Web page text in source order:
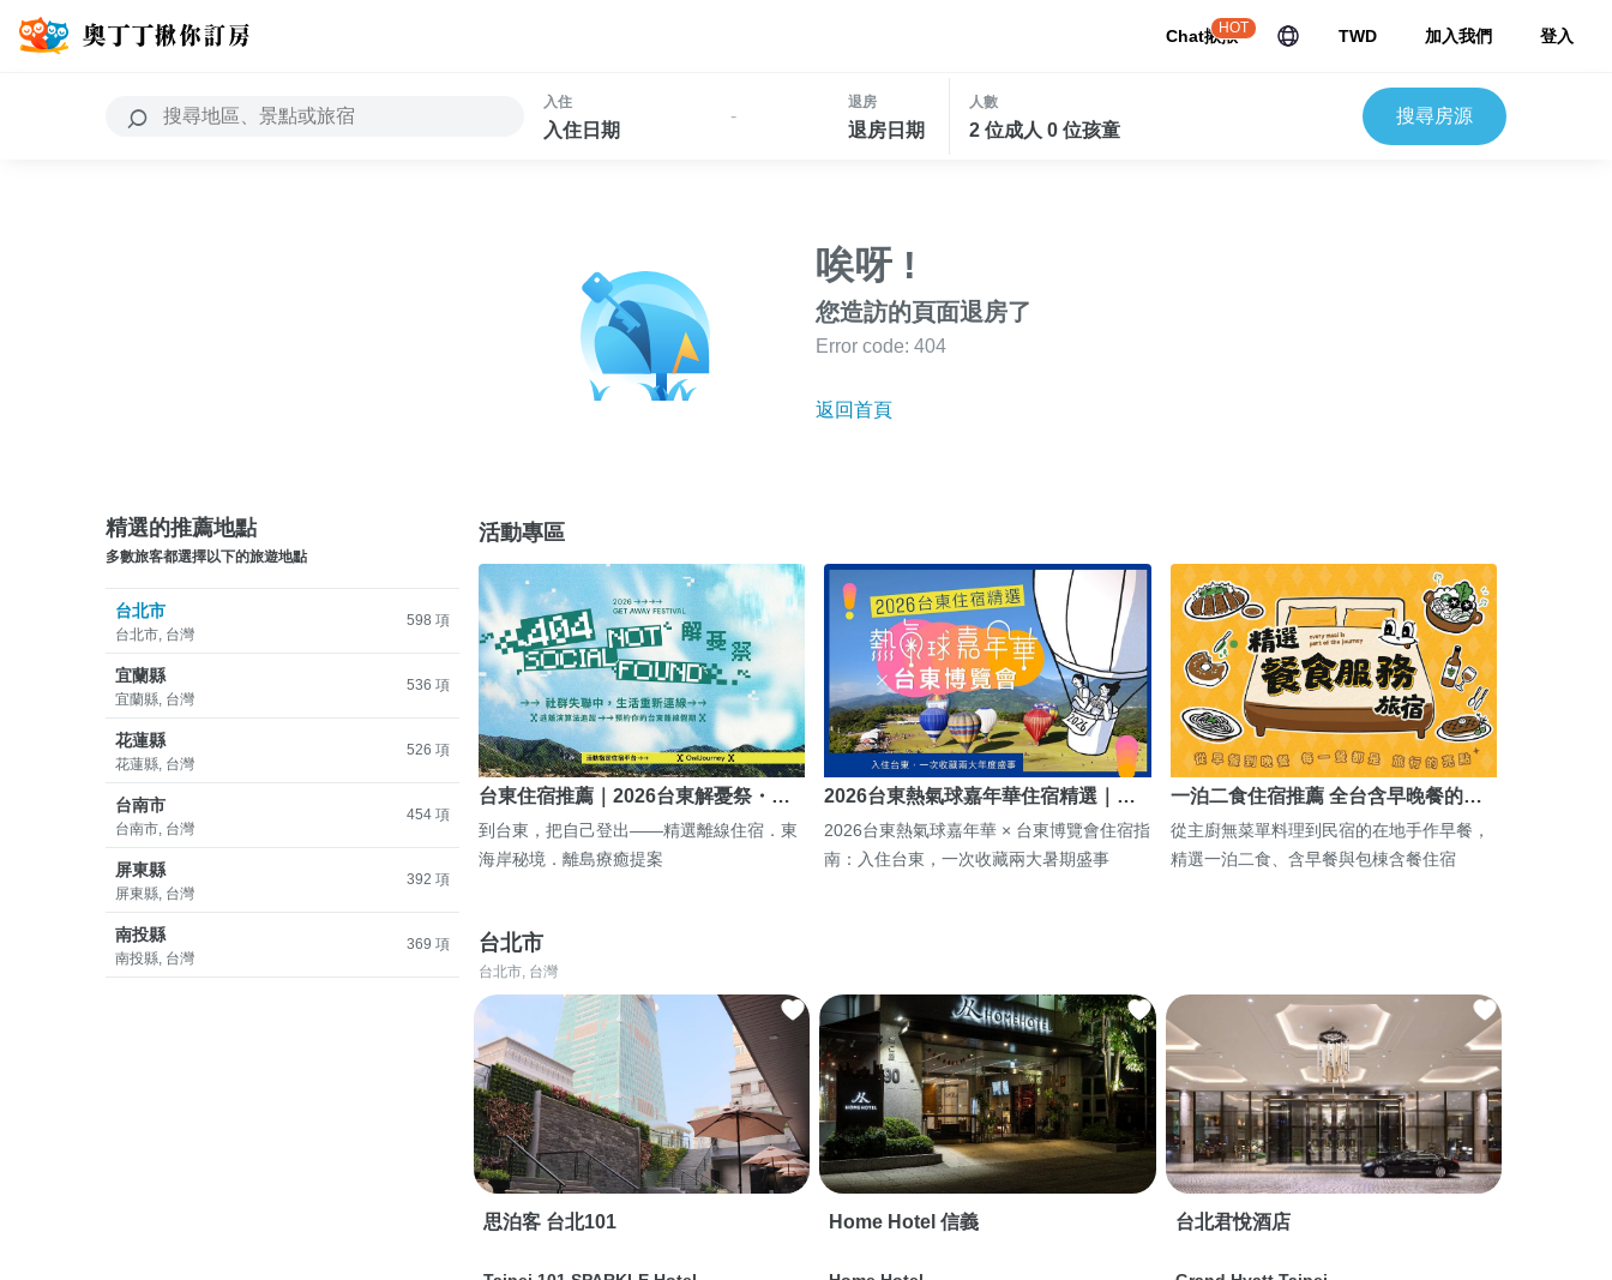
Chat揪揪
HOT TWD 加入我們 登入
入住
入住日期
-
退房
退房日期
人數
2 位成人 0 位孩童
搜尋房源
唉呀 !
您造訪的頁面退房了
Error code: 404
返回首頁
精選的推薦地點
多數旅客都選擇以下的旅遊地點
台北市
台北市, 台灣
598 項
宜蘭縣
宜蘭縣, 台灣
536 項
花蓮縣
花蓮縣, 台灣
526 項
台南市
台南市, 台灣
454 項
屏東縣
屏東縣, 台灣
392 項
南投縣
南投縣, 台灣
369 項
活動專區
台東住宿推薦｜2026台東解憂祭・…
到台東，把自己登出——精選離線住宿．東
海岸秘境．離島療癒提案
2026台東熱氣球嘉年華住宿精選｜…
2026台東熱氣球嘉年華 × 台東博覽會住宿指
南：入住台東，一次收藏兩大暑期盛事
一泊二食住宿推薦 全台含早晚餐的…
從主廚無菜單料理到民宿的在地手作早餐，
精選一泊二食、含早餐與包棟含餐住宿
台北市
台北市, 台灣
思泊客 台北101 Home Hotel 信義 台北君悅酒店